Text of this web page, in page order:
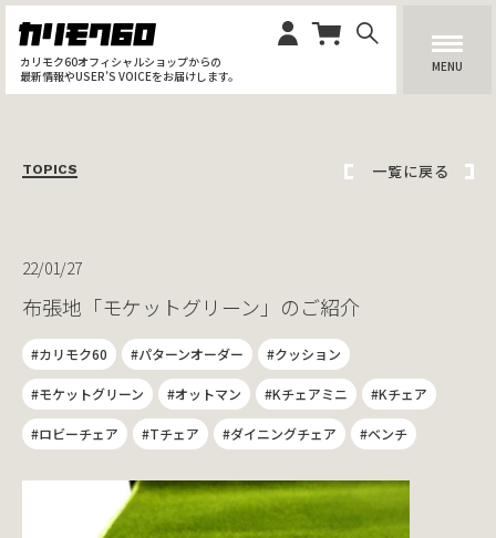
カリモク60オフィシャルショップからの
最新情報やUSER’S VOICEをお届けします。
MENU
TOPICS 一覧に戻る
22/01/27
布張地「モケットグリーン」のご紹介
#カリモク60 #パターンオーダー #クッション
#モケットグリーン #オットマン #Kチェアミニ #Kチェア
#ロビーチェア #Tチェア #ダイニングチェア #ベンチ